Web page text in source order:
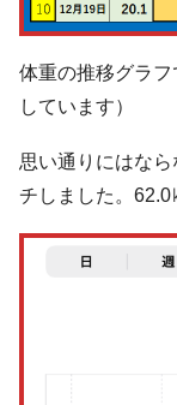
体重の推移グラ
しています）
思い通りにはな
チしました。62.0